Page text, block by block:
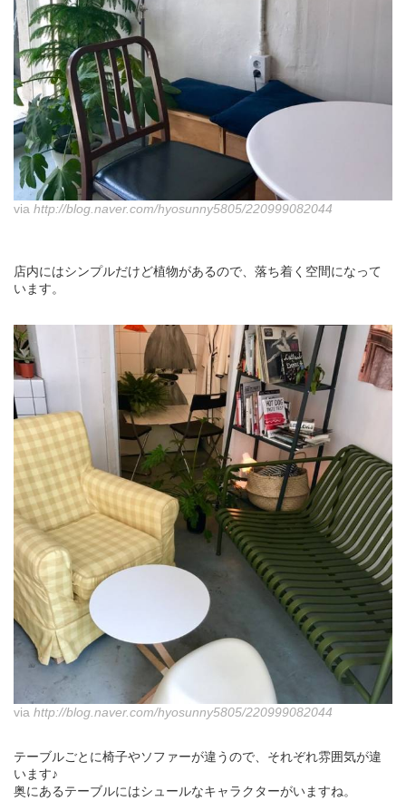
via http://blog.naver.com/hyosunny5805/220999082044
店内にはシンプルだけど植物があるので、落ち着く空間になって
います。
via http://blog.naver.com/hyosunny5805/220999082044
テーブルごとに椅子やソファーが違うので、それぞれ雰囲気が違
います♪
奥にあるテーブルにはシュールなキャラクターがいますね。